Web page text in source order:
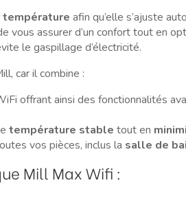
température afin qu’elle s’ajuste
assurer d’un confort tout en
le gaspillage d’électricité.
car il combine :
offrant ainsi des fonctionnalités
température stable tout en
vos pièces, inclus la salle de
Mill Max Wifi :